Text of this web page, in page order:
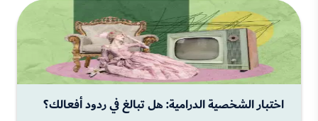
اختبار الشخصية الدرامية: هل تبالغ في ردود أفعالك؟